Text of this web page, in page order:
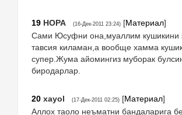
19 НОРА (16-Дек-2011 23:24) [Материал]
Сами Юсуфни она,муаллим кушикини
тавсия киламан,а вообще хамма
супер.Жума айомингиз муборак
биродарлар.
20 xayol (17-Дек-2011 02:25) [Материал]
Аллох таоло неъматни бандаларига